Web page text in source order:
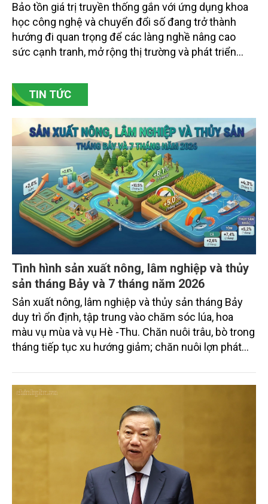
Bảo tồn giá trị truyền thống gắn với ứng dụng khoa
học công nghệ và chuyển đổi số đang trở thành
hướng đi quan trọng để các làng nghề nâng cao
sức cạnh tranh, mở rộng thị trường và phát triển
Bắc Ninh, nhiều nghệ nhân và cơ sở sản xuất đã
chủ động đổi mới tư duy, đầu tư công nghệ, xây
TIN TỨC
Tình hình sản xuất nông, lâm nghiệp và thủy
sản tháng Bảy và 7 tháng năm 2026
Sản xuất nông, lâm nghiệp và thủy sản tháng Bảy
duy trì ổn định, tập trung vào chăm sóc lúa, hoa
màu vụ mùa và vụ Hè -Thu. Chăn nuôi trâu, bò trong
tháng tiếp tục xu hướng giảm; chăn nuôi lợn phát
trưởng khá. Diện tích rừng trồng mới và sản lượng
thủy sản đều tăng nhẹ.